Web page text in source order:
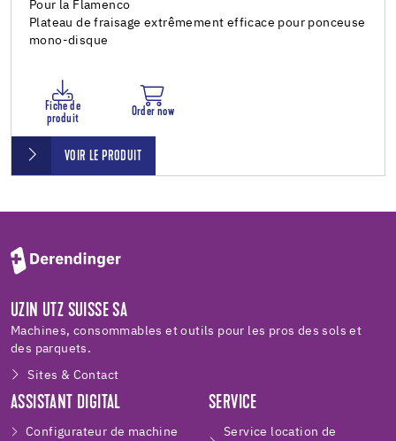
Pour la Flamenco
Plateau de fraisage extrêmement efficace pour ponceuse
mono-disque
Fiche de
produit
Order now
VOIR LE PRODUIT
UZIN UTZ SUISSE SA
Machines, consommables et outils pour les pros des sols et
des parquets.
Sites & Contact
ASSISTANT DIGITAL
Configurateur de machine
SERVICE
Service location de